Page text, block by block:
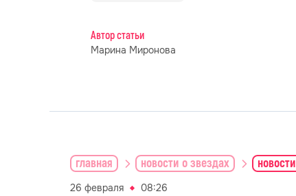
Автор статьи
Марина Миронова
главная новости о звездах новости
26 февраля 08:26